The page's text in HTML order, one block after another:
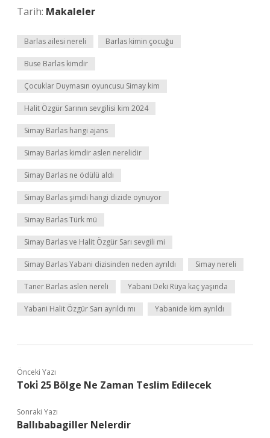
Tarih: Makaleler
Barlas ailesi nereli Barlas kimin çocuğu
Buse Barlas kimdir
Çocuklar Duymasın oyuncusu Simay kim
Halit Özgür Sarının sevgilisi kim 2024
Simay Barlas hangi ajans
Simay Barlas kimdir aslen nerelidir
Simay Barlas ne ödülü aldı
Simay Barlas şimdi hangi dizide oynuyor
Simay Barlas Türk mü
Simay Barlas ve Halit Özgür Sarı sevgili mi
Simay Barlas Yabani dizisinden neden ayrıldı Simay nereli
Taner Barlas aslen nereli Yabani Deki Rüya kaç yaşında
Yabani Halit Özgür Sarı ayrıldı mı Yabanide kim ayrıldı
Önceki Yazı
Toki̇ 25 Bölge Ne Zaman Teslim Edilecek
Sonraki Yazı
Ballıbabagiller Nelerdir